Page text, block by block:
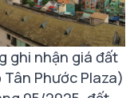
ghi nhận giá đất
Phước Plaza)